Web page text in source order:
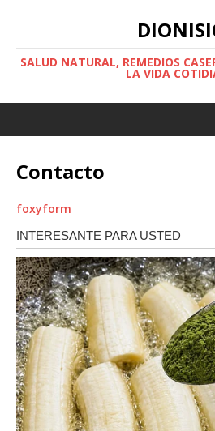
SALUD NATURAL, REMEDIOS
LA VIDA
Contacto
foxyform